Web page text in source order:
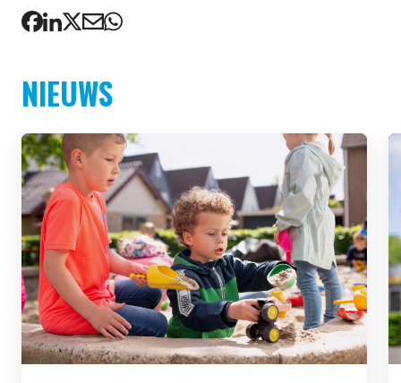
NIEUWS